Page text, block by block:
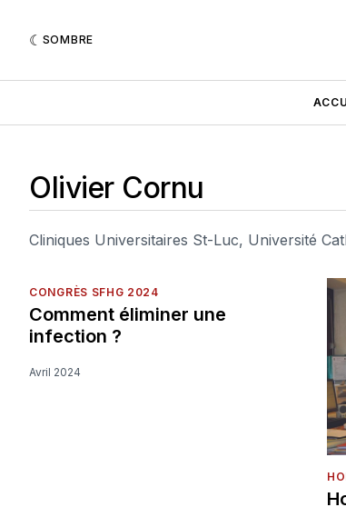
SOMBRE
Olivier Cornu
Cliniques Universitaires St-Luc, Université
CONGRÈS SFHG 2024
Comment éliminer une
infection ?
Avril 2024